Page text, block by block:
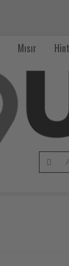
Mısır